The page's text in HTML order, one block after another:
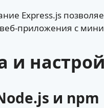
Express.js
приложения с
и
и npm